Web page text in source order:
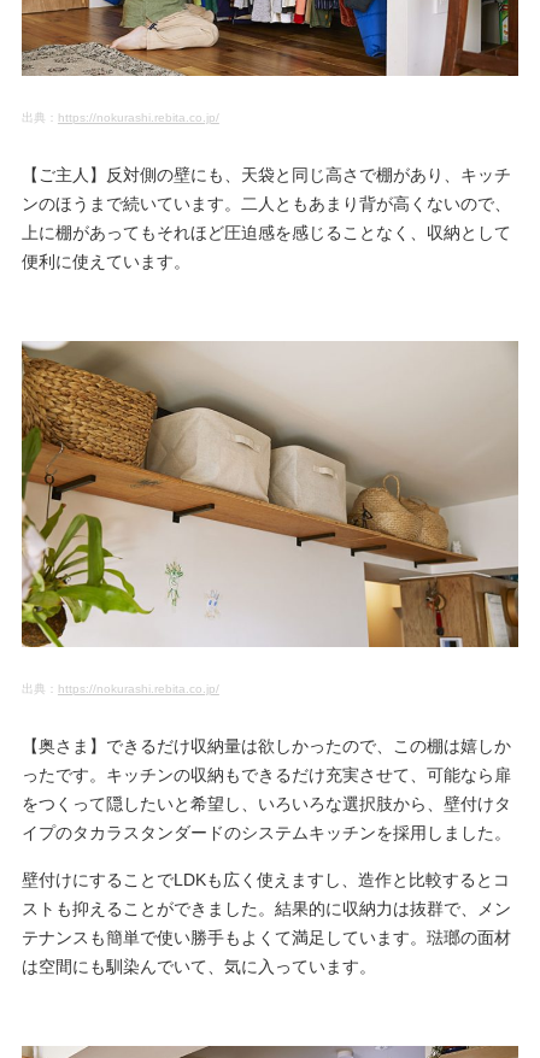
出典： https://nokurashi.rebita.co.jp/
【ご主人】反対側の壁にも、天袋と同じ高さで棚があり、キッチ
ンのほうまで続いています。二人ともあまり背が高くないので、
上に棚があってもそれほど圧迫感を感じることなく、収納として
便利に使えています。
出典： https://nokurashi.rebita.co.jp/
【奥さま】できるだけ収納量は欲しかったので、この棚は嬉しか
ったです。キッチンの収納もできるだけ充実させて、可能なら扉
をつくって隠したいと希望し、いろいろな選択肢から、壁付けタ
イプのタカラスタンダードのシステムキッチンを採用しました。
壁付けにすることでLDKも広く使えますし、造作と比較するとコ
ストも抑えることができました。結果的に収納力は抜群で、メン
テナンスも簡単で使い勝手もよくて満足しています。琺瑯の面材
は空間にも馴染んでいて、気に入っています。